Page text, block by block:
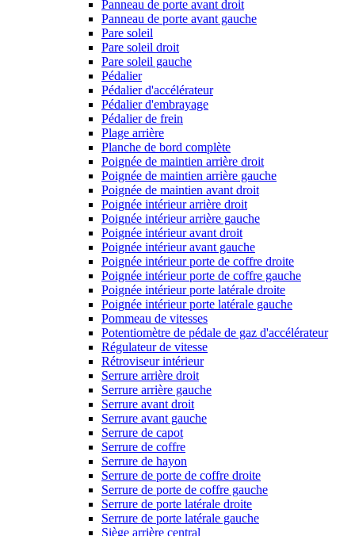
Panneau de porte avant droit
Panneau de porte avant gauche
Pare soleil
Pare soleil droit
Pare soleil gauche
Pédalier
Pédalier d'accélérateur
Pédalier d'embrayage
Pédalier de frein
Plage arrière
Planche de bord complète
Poignée de maintien arrière droit
Poignée de maintien arrière gauche
Poignée de maintien avant droit
Poignée intérieur arrière droit
Poignée intérieur arrière gauche
Poignée intérieur avant droit
Poignée intérieur avant gauche
Poignée intérieur porte de coffre droite
Poignée intérieur porte de coffre gauche
Poignée intérieur porte latérale droite
Poignée intérieur porte latérale gauche
Pommeau de vitesses
Potentiomètre de pédale de gaz d'accélérateur
Régulateur de vitesse
Rétroviseur intérieur
Serrure arrière droit
Serrure arrière gauche
Serrure avant droit
Serrure avant gauche
Serrure de capot
Serrure de coffre
Serrure de hayon
Serrure de porte de coffre droite
Serrure de porte de coffre gauche
Serrure de porte latérale droite
Serrure de porte latérale gauche
Siège arrière central